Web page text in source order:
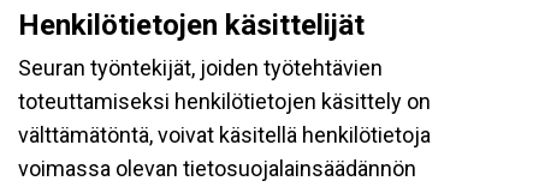
Henkilötietojen käsittelijät
Seuran työntekijät, joiden työtehtävien
toteuttamiseksi henkilötietojen käsittely on
välttämätöntä, voivat käsitellä henkilötietoja
voimassa olevan tietosuojalainsäädännön